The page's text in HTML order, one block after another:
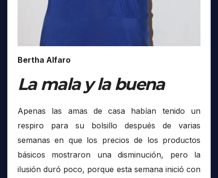
Bertha Alfaro
La mala y la buena
Apenas las amas de casa habían tenido un
respiro para su bolsillo después de varias
semanas en que los precios de los productos
básicos mostraron una disminución, pero la
ilusión duró poco, porque esta semana inició con